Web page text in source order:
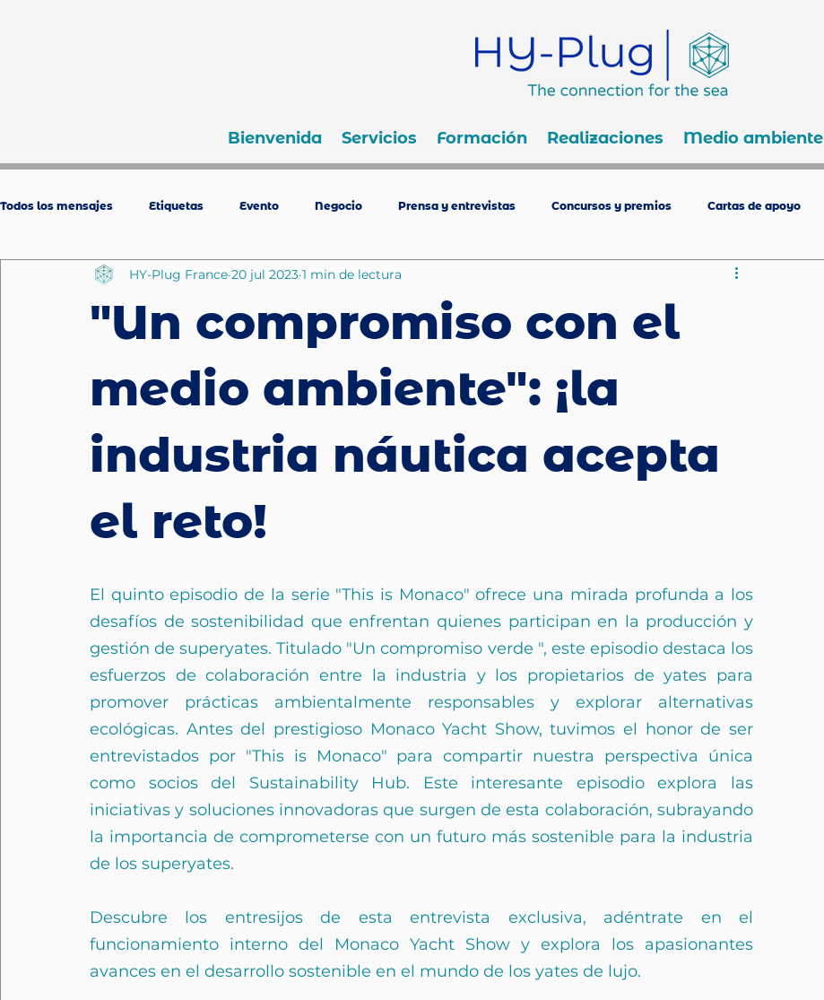
Bienvenida Servicios Formación Realizaciones Medio ambiente
Todos los mensajes Etiquetas Evento Negocio Prensa y entrevistas Concursos y premios Cartas de apoyo
"Un compromiso con el
medio ambiente": ¡la
industria náutica acepta
el reto!
HY-Plug France 20 jul 2023 1 min de lectura
El quinto episodio de la serie "This is Monaco" ofrece una mirada profunda a los
desafíos de sostenibilidad que enfrentan quienes participan en la producción y
gestión de superyates. Titulado "Un compromiso verde ", este episodio destaca los
esfuerzos de colaboración entre la industria y los propietarios de yates para
promover prácticas ambientalmente responsables y explorar alternativas
ecológicas. Antes del prestigioso Monaco Yacht Show, tuvimos el honor de ser
entrevistados por "This is Monaco" para compartir nuestra perspectiva única
como socios del Sustainability Hub. Este interesante episodio explora las
iniciativas y soluciones innovadoras que surgen de esta colaboración, subrayando
la importancia de comprometerse con un futuro más sostenible para la industria
de los superyates.
Descubre los entresijos de esta entrevista exclusiva, adéntrate en el
funcionamiento interno del Monaco Yacht Show y explora los apasionantes
avances en el desarrollo sostenible en el mundo de los yates de lujo.